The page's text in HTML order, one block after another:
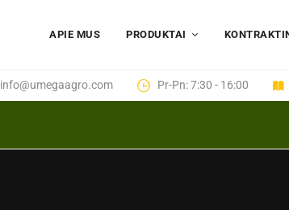
APIE MUS PRODUKTAI
info@umegaagro.com Pr-Pn: 7:30 - 16:00